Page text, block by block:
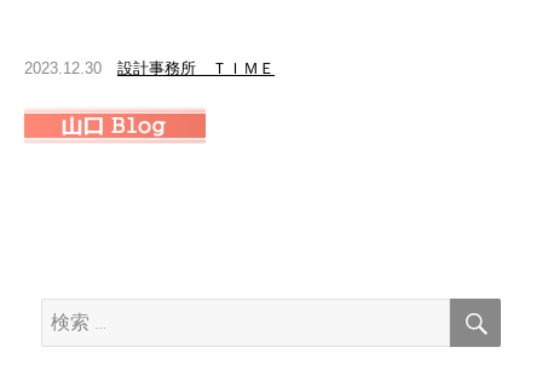
2023.12.30 設計事務所 ＴＩＭＥ
検
索:
検